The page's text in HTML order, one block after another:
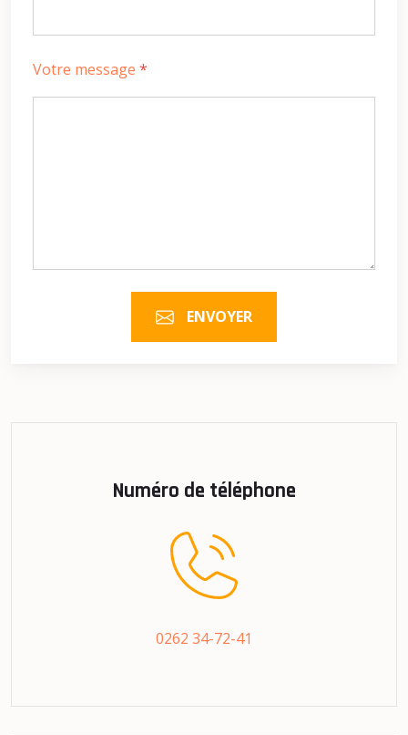
Votre message *
ENVOYER
Numéro de téléphone
0262 34-72-41